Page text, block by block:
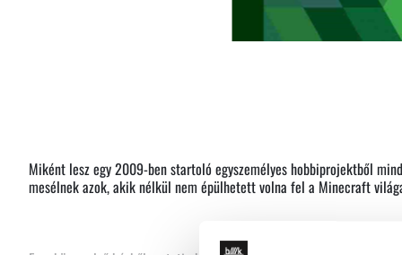
Miként lesz egy 2009-ben startoló egyszemélyes hobbiprojektből
mesélnek azok, akik nélkül nem épülhetett volna fel a Minecraft